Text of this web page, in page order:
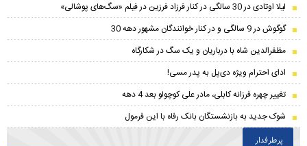
لیلا اوتادی در 30 سالگی در کنار فرزاد فرزین در فیلم «سگ‌های پوشالی»
گوگوش در 9 سالگی و در کنار خوانندگان مشهور دهه 30
مظفرالدین شاه با درباریان و یک سگ در شکارگاه
ادای احترام ویژه دی‌پل به پدر مسی!
تغییر چهره فرزانه کابلی، مادر علی کوچولو بعد 4 دهه
شوک جدید به بازنشستگان بانک رفاه با این فرمول
پرطرفدار